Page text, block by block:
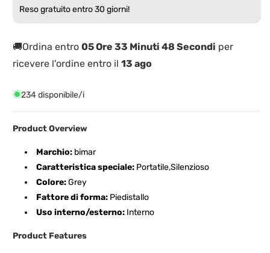
Basso
Timer
Basso
Timer
Reso gratuito entro 30 giorni!
🚚Ordina entro 05 Ore 33 Minuti 48 Secondi per
ricevere l'ordine entro il 13 ago
234 disponibile/i
Product Overview
Marchio: bimar
Caratteristica speciale: Portatile,Silenzioso
Colore:Grey
Fattore di forma: Piedistallo
Uso interno/esterno: Interno
Product Features